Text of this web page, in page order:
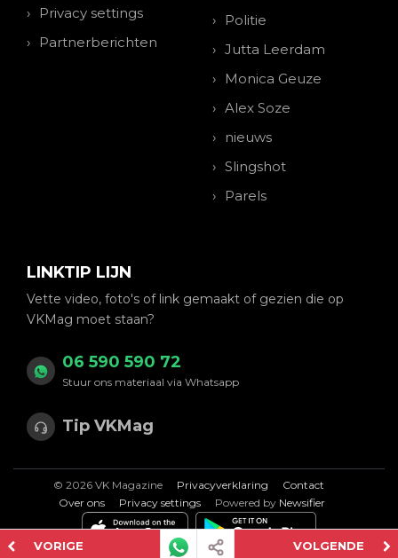
VORIGE VOLGENDE
Privacy settings
Partnerberichten
Politie
Jutta Leerdam
Monica Geuze
Alex Soze
nieuws
Slingshot
Parels
LINKTIP LIJN
Vette video, foto's of link gemaakt of gezien die op
VKMag moet staan?
06 590 590 72
Stuur ons materiaal via Whatsapp
Tip VKMag
© 2026 VK Magazine Privacyverklaring
Contact
Over ons
Privacy settings Powered by Newsifier